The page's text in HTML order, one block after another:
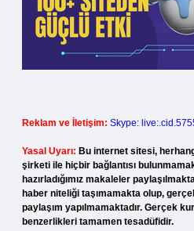
Reklam ve İletişim: Skype:
Yasal Uyarı: Bu internet sitesi,
şirketi ile hiçbir bağlantısı
hazırladığımız makaleler
haber niteliği taşımamakta olup,
paylaşım yapılmamaktadır. Gerçek
benzerlikleri tamamen tesadüfidir.